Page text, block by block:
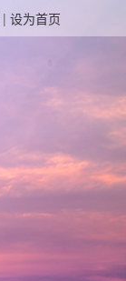
| 设为首页